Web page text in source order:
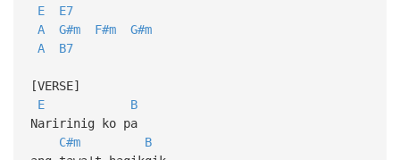
E
E7
A
G#m F#m
G#m
A
B7
[VERSE]
E
B
Naririnig ko pa
C#m
B